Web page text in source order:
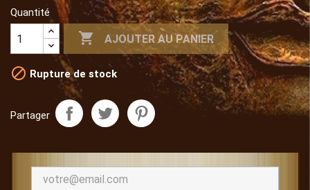
Quantité
 AJOUTER AU PANIER
 Rupture de stock
Partager